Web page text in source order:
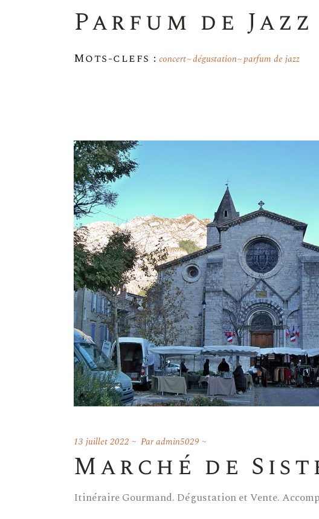
Parfum de Jazz
Mots-clefs : concert dégustation parfum de jazz
13 juillet 2022 Paradmin5029
Marché de
Itinéraire Gourmand. Dégustation et Vente.